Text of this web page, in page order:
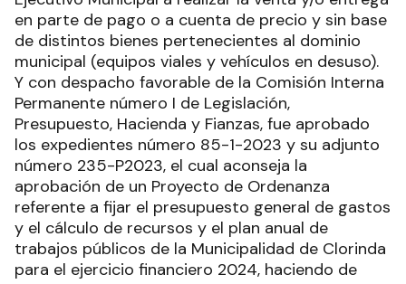
en parte de pago o a cuenta de precio y sin base
de distintos bienes pertenecientes al dominio
municipal (equipos viales y vehículos en desuso).
Y con despacho favorable de la Comisión Interna
Permanente número I de Legislación,
Presupuesto, Hacienda y Fianzas, fue aprobado
los expedientes número 85-1-2023 y su adjunto
número 235-P2023, el cual aconseja la
aprobación de un Proyecto de Ordenanza
referente a fijar el presupuesto general de gastos
y el cálculo de recursos y el plan anual de
trabajos públicos de la Municipalidad de Clorinda
para el ejercicio financiero 2024, haciendo de